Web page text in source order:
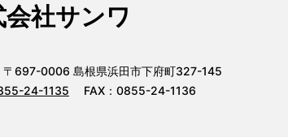
会社サンワ
〒697-0006 島根県浜田市下府町327-145
24-1135 FAX：0855-24-1136